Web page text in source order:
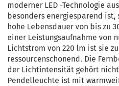
moderner LED -Technologie
besonders energiesparend ist,
hohe Lebensdauer von bis zu
einer Leistungsaufnahme von
Lichtstrom von 220 lm ist sie
ressourcenschonend. Die
der Lichtintensität gehört
Pendelleuchte ist mit